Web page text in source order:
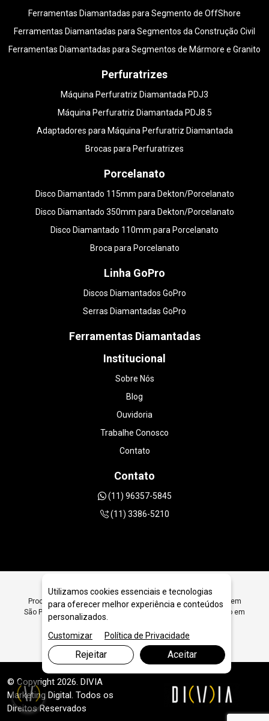
Ferramentas Diamantadas para Segmento de OffShore
Ferramentas Diamantadas para Segmentos da Construção Civil
Ferramentas Diamantadas para Segmentos de Mármore e Granito
Perfuratrizes
Máquina Perfuratriz Diamantada PDJ3
Máquina Perfuratriz Diamantada PDJ8.5
Adaptadores para Máquina Perfuratriz Diamantada
Brocas para Perfuratrizes
Porcelanato
Disco Diamantado 115mm para Dekton/Porcelanato
Disco Diamantado 350mm para Dekton/Porcelanato
Disco Diamantado 110mm para Porcelanato
Broca para Porcelanato
Linha GoPro
Discos Diamantados GoPro
Serras Diamantadas GoPro
Ferramentas Diamantadas
Institucional
Sobre Nós
Blog
Ouvidoria
Trabalhe Conosco
Contato
Contato
(11) 96357-5845
(11) 3386-5210
Procurando Ferramentas Diamantadas para Furo em Granito em
São Paulo? Encontre Aqui Ferramentas Diamantadas para Furo em
© Copyright 2026. DIVIA
Marketing Digital. Todos os
Direitos Reservados
Utilizamos cookies essenciais e tecnologias
para oferecer melhor experiência e conteúdos
personalizados.
Customizar
Política de Privacidade
Rejeitar Aceitar